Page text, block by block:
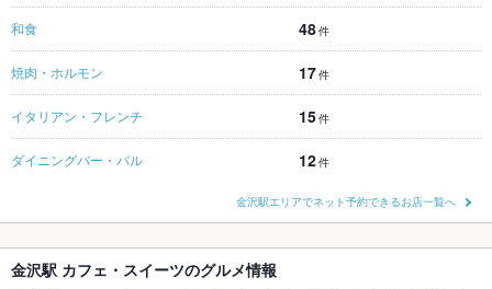
和食 48件
焼肉・ホルモン 17件
イタリアン・フレンチ 15件
ダイニングバー・バル 12件
金沢駅エリアでネット予約できるお店一覧へ
金沢駅 カフェ・スイーツのグルメ情報